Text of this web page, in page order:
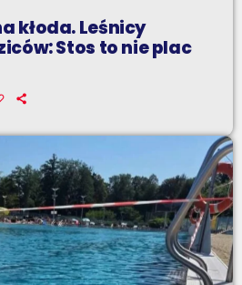
kłoda. Leśnicy
Stos to nie plac